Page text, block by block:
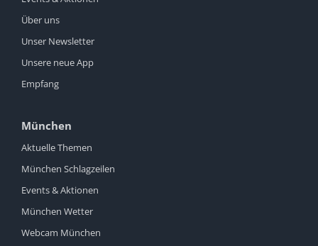
Über uns
Unser Newsletter
Unsere neue App
Empfang
München
Aktuelle Themen
München Schlagzeilen
Events & Aktionen
München Wetter
Webcam München